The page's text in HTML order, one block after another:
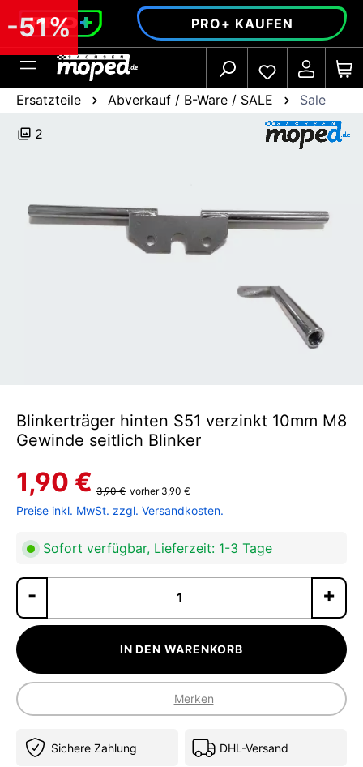
springen PRO+ KAUFEN
Ersatzteile Abverkauf / B-Ware / SALE Sale
2
Blinkerträger hinten S51 verzinkt 10mm M8
Gewinde seitlich Blinker
1,90 € 3,90 €
-51%
vorher 3,90 €
Preise inkl. MwSt. zzgl. Versandkosten.
Sofort verfügbar, Lieferzeit: 1-3 Tage
IN DEN WARENKORB
Merken
Sichere Zahlung DHL-Versand